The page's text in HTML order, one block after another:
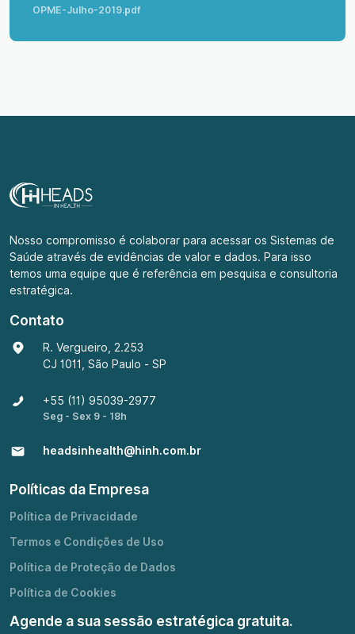
OPME-Julho-2019.pdf
Nosso compromisso é colaborar para acessar os Sistemas de
Saúde através de evidências de valor e dados. Para isso
temos uma equipe que é referência em pesquisa e consultoria
estratégica.
Contato
R. Vergueiro, 2.253
CJ 1011, São Paulo - SP
+55 (11) 95039-2977
Seg - Sex 9 - 18h
headsinhealth@hinh.com.br
Políticas da Empresa
Política de Privacidade
Termos e Condições de Uso
Política de Proteção de Dados
Política de Cookies
Agende a sua sessão estratégica gratuita.